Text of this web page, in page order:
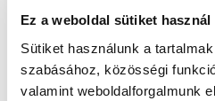
Ez a weboldal sütiket használ
Sütiket használunk a
szabásához, közösségi
valamint weboldalforgalmunk
szemben.
Összetétel: